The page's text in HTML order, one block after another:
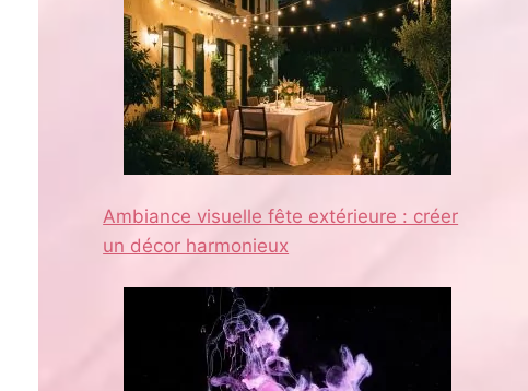
Ambiance visuelle fête extérieure : créer
un décor harmonieux